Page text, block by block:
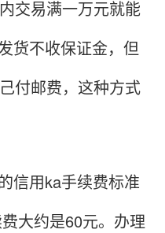
交易满一万元就能
货不收保证金，但
付邮费，这种方式
用ka手续费标准
大约是60元。办理